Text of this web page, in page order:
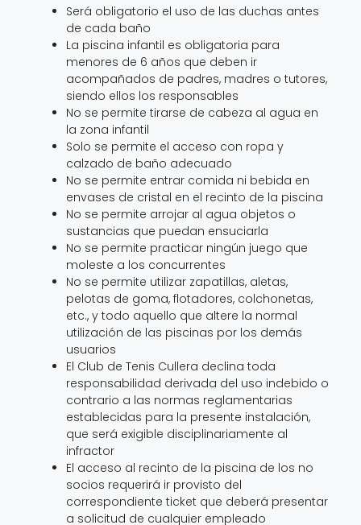
menores de 6 años que deben ir
acompañados de padres, madres o tutores,
siendo ellos los responsables
No se permite tirarse de cabeza al agua en
la zona infantil
Solo se permite el acceso con ropa y
calzado de baño adecuado
No se permite entrar comida ni bebida en
envases de cristal en el recinto de la piscina
No se permite arrojar al agua objetos o
sustancias que puedan ensuciarla
No se permite practicar ningún juego que
moleste a los concurrentes
No se permite utilizar zapatillas, aletas,
pelotas de goma, flotadores, colchonetas,
etc., y todo aquello que altere la normal
utilización de las piscinas por los demás
usuarios
El Club de Tenis Cullera declina toda
responsabilidad derivada del uso indebido o
contrario a las normas reglamentarias
establecidas para la presente instalación,
que será exigible disciplinariamente al
infractor
El acceso al recinto de la piscina de los no
socios requerirá ir provisto del
correspondiente ticket que deberá presentar
a solicitud de cualquier empleado
El vandalismo sobre los bienes comunitarios
son denunciables por el bien de todos
aquello que respeten las normas